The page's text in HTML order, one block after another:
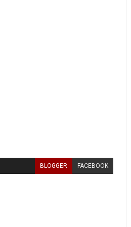
BLOGGER FACEBOOK